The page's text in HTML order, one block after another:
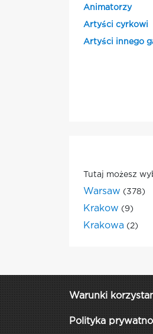
Animatorzy
Artyści cyrkowi
Artyści innego
Tutaj możesz
Warsaw (378)
Krakow (9)
Krakowa (2)
Warunki
Polityka